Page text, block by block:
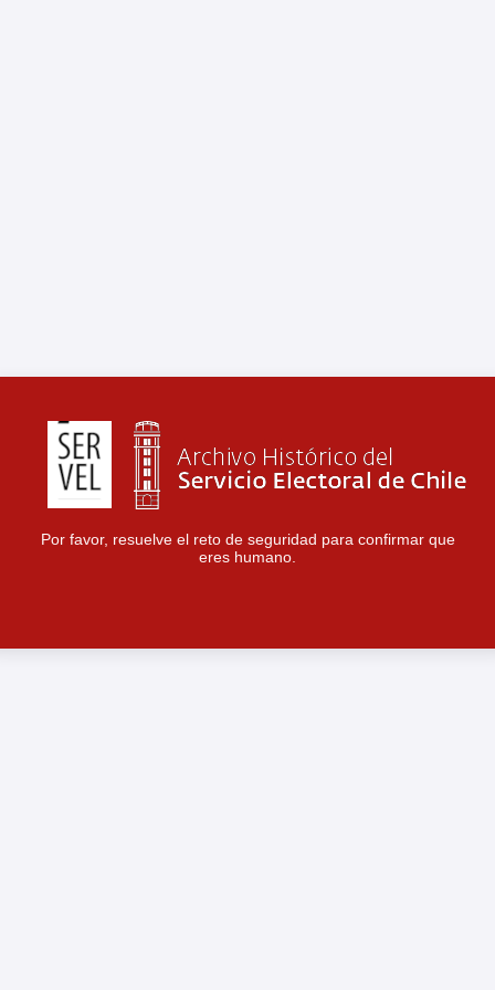
Por favor, resuelve el reto de seguridad para confirmar que
eres humano.